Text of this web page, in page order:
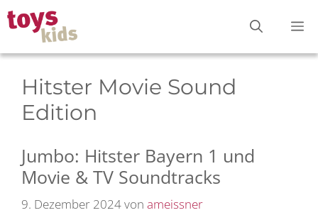
Zum
Inhalt
springen
Hitster Movie Sound
Edition
Jumbo: Hitster Bayern 1 und
Movie & TV Soundtracks
9. Dezember 2024von ameissner